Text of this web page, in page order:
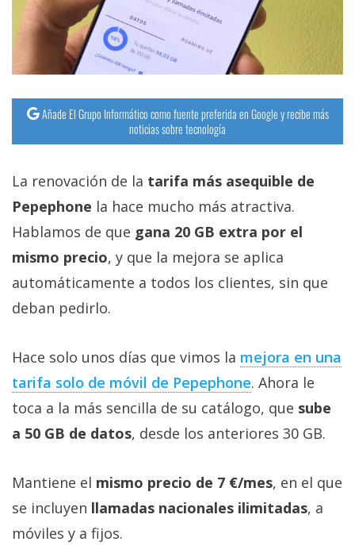
Añade El Grupo Informático como fuente preferida en Google y recibe más
noticias sobre tecnología
La renovación de la tarifa más asequible de
Pepephone la hace mucho más atractiva.
Hablamos de que gana 20 GB extra por el
mismo precio, y que la mejora se aplica
automáticamente a todos los clientes, sin que
deban pedirlo.
Hace solo unos días que vimos la mejora en una
tarifa solo de móvil de Pepephone‎. Ahora le
toca a la más sencilla de su catálogo, que sube
a 50 GB de datos, desde los anteriores 30 GB.
Mantiene el mismo precio de 7 €/mes, en el que
se incluyen llamadas nacionales ilimitadas, a
móviles y a fijos.